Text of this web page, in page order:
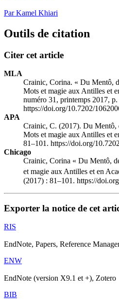
Par Kamel Khiari
Outils de citation
Citer cet article
MLA
Crainic, Corina. « Du Mentô,
Mots et magie aux Antilles et
numéro 31, printemps 2017,
https://doi.org/10.7202/
APA
Crainic, C. (2017). Du Mentô,
Mots et magie aux Antilles et
81–101. https://doi.org/
Chicago
Crainic, Corina « Du Mentô,
et magie aux Antilles et en
(2017) : 81–101. https://
Exporter la notice de cet
RIS
EndNote, Papers, Reference
ENW
EndNote (version X9.1 et +), Zotero
BIB